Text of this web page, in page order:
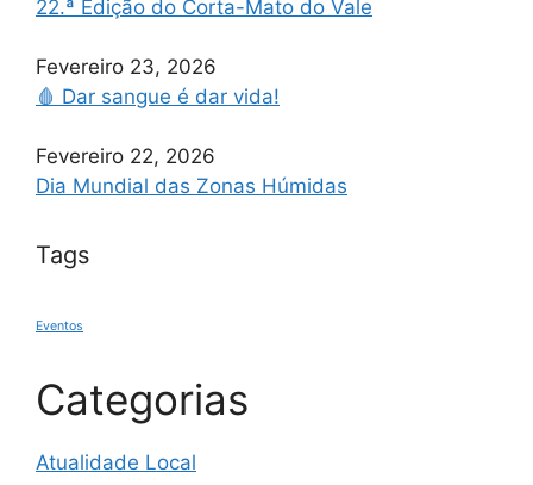
22.ª Edição do Corta-Mato do Vale
Fevereiro 23, 2026
🩸 Dar sangue é dar vida!
Fevereiro 22, 2026
Dia Mundial das Zonas Húmidas
Tags
Eventos
Categorias
Atualidade Local